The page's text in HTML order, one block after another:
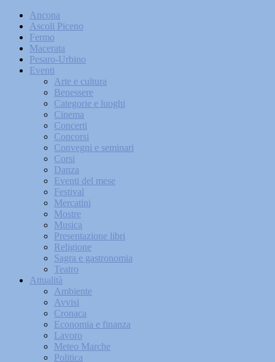
Ancona
Ascoli Piceno
Fermo
Macerata
Pesaro-Urbino
Eventi
Arte e cultura
Benessere
Categorie e luoghi
Cinema
Concerti
Concorsi
Convegni e seminari
Corsi
Danza
Eventi del mese
Festival
Mercatini
Mostre
Musica
Presentazione libri
Religione
Sagra e gastronomia
Teatro
Attualità
Ambiente
Avvisi
Cronaca
Economia e finanza
Lavoro
Meteo Marche
Politica